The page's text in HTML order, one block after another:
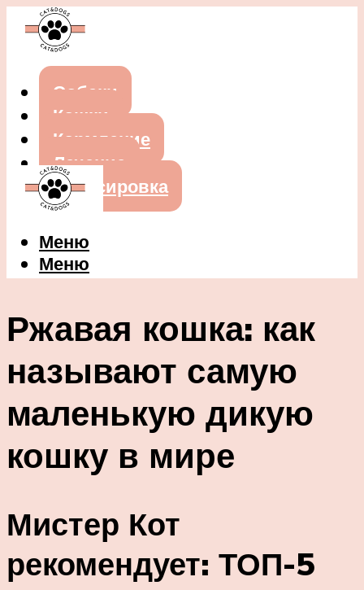
Собаки
Кошки
Кормление
Лечение
Дрессировка
Меню
Меню
Ржавая кошка: как
называют самую
маленькую дикую
кошку в мире
Мистер Кот
рекомендует: ТОП-5